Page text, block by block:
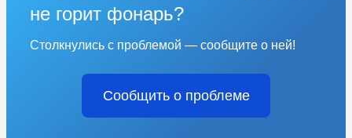
не горит фонарь?
Столкнулись с проблемой — сообщите о ней!
Сообщить о проблеме